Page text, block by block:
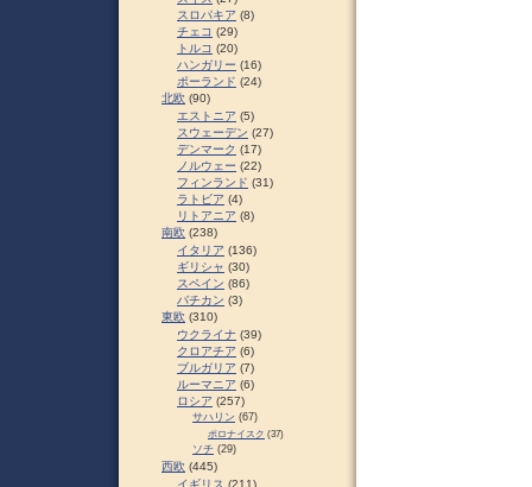
スロパキア (8)
チェコ (29)
トルコ (20)
ハンガリー (16)
ポーランド (24)
北欧 (90)
エストニア (5)
スウェーデン (27)
デンマーク (17)
ノルウェー (22)
フィンランド (31)
ラトビア (4)
リトアニア (8)
南欧 (238)
イタリア (136)
ギリシャ (30)
スペイン (86)
バチカン (3)
東欧 (310)
ウクライナ (39)
クロアチア (6)
ブルガリア (7)
ルーマニア (6)
ロシア (257)
サハリン (67)
ポロナイスク (37)
ソチ (29)
西欧 (445)
イギリス (211)